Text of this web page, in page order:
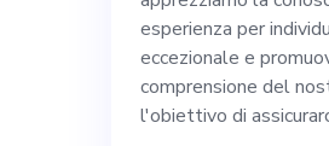
energia
ruolo
esperienza per
eccezionale e
comprensione del
l'obiettivo di